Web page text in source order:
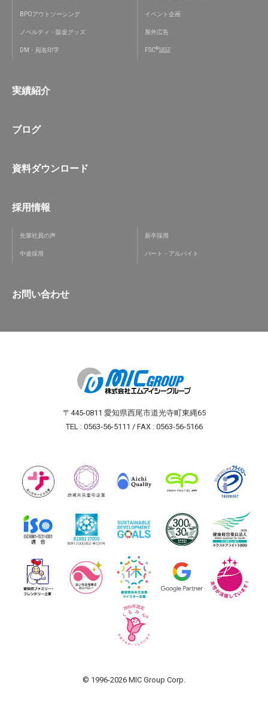
BPOアウトソーシング イベント企画
ノベルティ・販促グッズ 屋外広告
DM・宛名印字 FSC®認証
実績紹介
ブログ
資料ダウンロード
採用情報
先輩社員の声 新卒採用
中途採用 パート・アルバイト
お問い合わせ
〒445-0811 愛知県西尾市道光寺町東縄65
TEL : 0563-56-5111 / FAX : 0563-56-5166
© 1996-2026 MIC Group Corp.